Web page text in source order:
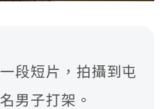
段短片，拍攝到屯
男子打架。